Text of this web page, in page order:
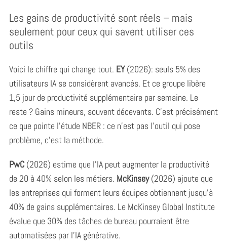
Les gains de productivité sont réels – mais
seulement pour ceux qui savent utiliser ces
outils
Voici le chiffre qui change tout. EY(2026): seuls 5% des
utilisateurs IA se considèrent avancés. Et ce groupe libère
1,5 jour de productivité supplémentaire par semaine. Le
reste ? Gains mineurs, souvent décevants. C’est précisément
ce que pointe l’étude NBER : ce n’est pas l’outil qui pose
problème, c’est la méthode.
PwC(2026) estime que l’IA peut augmenter la productivité
de 20 à 40% selon les métiers. McKinsey(2026) ajoute que
les entreprises qui forment leurs équipes obtiennent jusqu’à
40% de gains supplémentaires. Le McKinsey Global Institute
évalue que 30% des tâches de bureau pourraient être
automatisées par l’IA générative.